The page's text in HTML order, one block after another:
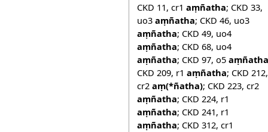
CKD 11, cr1 aṃñatha; CKD 33,
uo3 aṃñatha; CKD 46, uo3
aṃñatha; CKD 49, uo4
aṃñatha; CKD 68, uo4
aṃñatha; CKD 97, o5 aṃñatha
CKD 209, r1 aṃñatha; CKD 212,
cr2 aṃ(*ñatha); CKD 223, cr2
aṃñatha; CKD 224, r1
aṃñatha; CKD 241, r1
aṃñatha; CKD 312, cr1